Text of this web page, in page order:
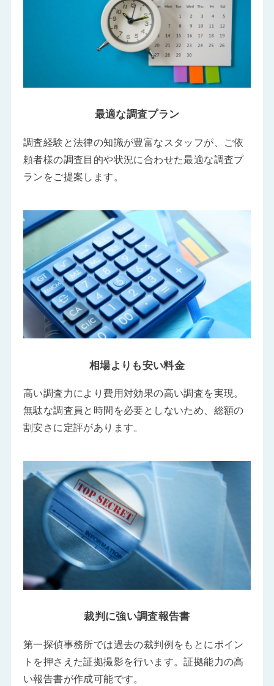
最適な調査プラン
調査経験と法律の知識が豊富なスタッフが、ご依
頼者様の調査目的や状況に合わせた最適な調査プ
ランをご提案します。
相場よりも安い料金
高い調査力により費用対効果の高い調査を実現。
無駄な調査員と時間を必要としないため、総額の
割安さに定評があります。
裁判に強い調査報告書
第一探偵事務所では過去の裁判例をもとにポイン
トを押さえた証拠撮影を行います。証拠能力の高
い報告書が作成可能です。